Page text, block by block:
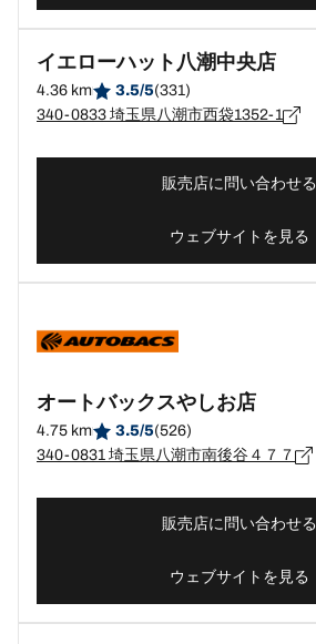
イエローハット八潮中央店
4.36 km 3.5/5(331)
340-0833 埼玉県八潮市西袋1352-1
販売店に問い合わせる
ウェブサイトを見る
オートバックスやしお店
4.75 km 3.5/5(526)
340-0831 埼玉県八潮市南後谷４７７
販売店に問い合わせる
ウェブサイトを見る